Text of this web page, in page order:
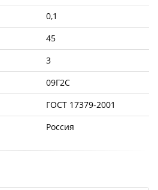
0,1
45
3
09Г2С
ГОСТ 17379-2001
Россия